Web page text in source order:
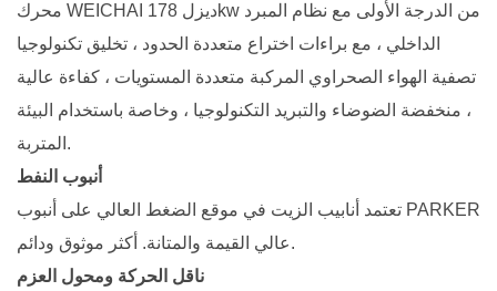
محرك WEICHAI ديزل 178kw من الدرجة الأولى مع نظام المبرد
الداخلي ، مع براءات اختراع متعددة الحدود ، تخليق تكنولوجيا
تصفية الهواء الصحراوي المركبة متعددة المستويات ، كفاءة عالية
، منخفضة الضوضاء والتبريد التكنولوجيا ، وخاصة باستخدام البيئة
المتربة.
أنبوب النفط
تعتمد أنابيب الزيت في موقع الضغط العالي على أنبوب PARKER
عالي القيمة والمتانة. أكثر موثوق ودائم.
ناقل الحركة ومحول العزم